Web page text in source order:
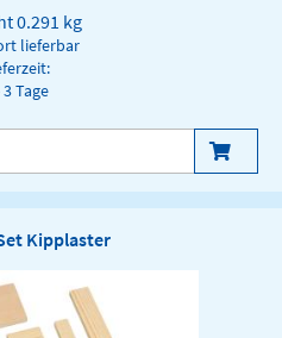
0.291 kg
lieferbar
3 Tage
Kipplaster